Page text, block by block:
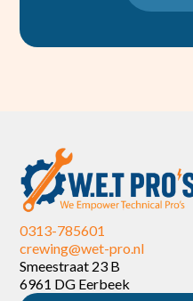
0313-785601
crewing@wet-pro.nl
Smeestraat 23 B
6961 DG Eerbeek